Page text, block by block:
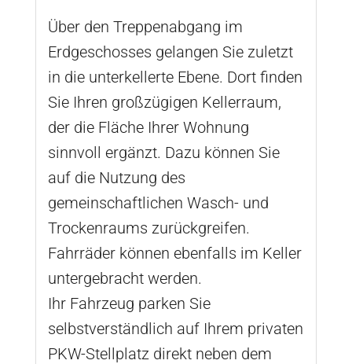
Über den Treppenabgang im
Erdgeschosses gelangen Sie zuletzt
in die unterkellerte Ebene. Dort finden
Sie Ihren großzügigen Kellerraum,
der die Fläche Ihrer Wohnung
sinnvoll ergänzt. Dazu können Sie
auf die Nutzung des
gemeinschaftlichen Wasch- und
Trockenraums zurückgreifen.
Fahrräder können ebenfalls im Keller
untergebracht werden.
Ihr Fahrzeug parken Sie
selbstverständlich auf Ihrem privaten
PKW-Stellplatz direkt neben dem